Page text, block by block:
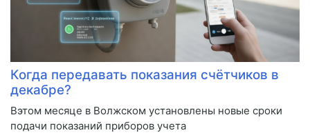
Когда передавать показания счётчиков в
декабре?
Вэтом месяце в Волжском установлены новые сроки
подачи показаний приборов учета